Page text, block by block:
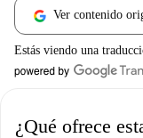
Ver contenido
Estás viendo una
¿Qué ofrece